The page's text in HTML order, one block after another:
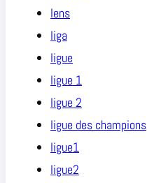
lens
liga
ligue
ligue 1
ligue 2
ligue des champions
ligue1
ligue2